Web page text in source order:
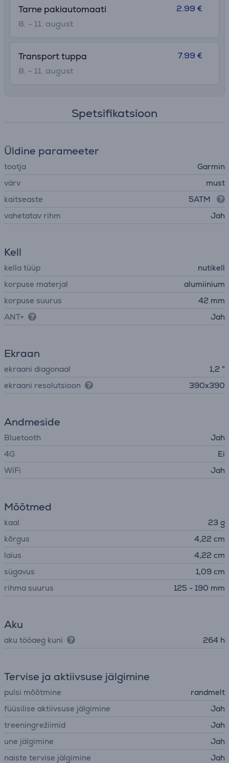
Tarne pakiautomaati
8. - 11. august
2.99 €
Transport tuppa
8. - 11. august
7.99 €
Spetsifikatsioon
Üldine parameeter
tootja
Garmin
värv
must
kaitseaste
5ATM
vahetatav rihm
Jah
Kell
kella tüüp
nutikell
korpuse materjal
alumiinium
korpuse suurus
42 mm
ANT+
Jah
Ekraan
ekraani diagonaal
1,2 "
ekraani resolutsioon
390x390
Andmeside
Bluetooth
Jah
4G
Ei
WiFi
Jah
Mõõtmed
kaal
23 g
kõrgus
4,22 cm
laius
4,22 cm
sügavus
1,09 cm
rihma suurus
125 - 190 mm
Aku
aku tööaeg kuni 264 h
Tervise ja aktiivsuse jälgimine
pulsi mõõtmine
randmelt
füüsilise aktiivsuse jälgimine
Jah
treeningrežiimid
Jah
une jälgimine
Jah
naiste tervise jälgimine
Jah